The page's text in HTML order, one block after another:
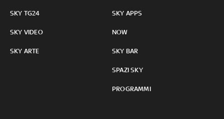
SKY TG24
SKY VIDEO
SKY ARTE
SKY APPS
NOW
SKY BAR
SPAZI SKY
PROGRAMMI